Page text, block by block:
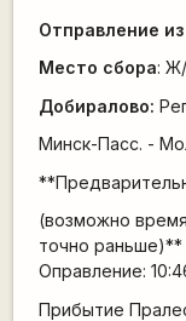
Отправление
Место сбора:
Добиралово:
Минск-Пасс. -
(возможно
точно раньше)**
Оправление:
Прибытие